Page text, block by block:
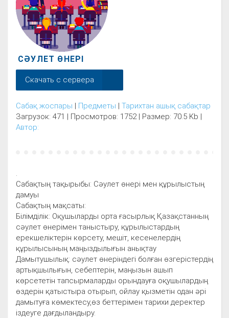
СӘУЛЕТ ӨНЕРІ
Скачать с сервера
Сабақ жоспары | Предметы | Тарихтан ашық сабақтар
Загрузок: 471 | Просмотров: 1752 | Размер: 70.5 Kb |
Автор:
Сабақтың тақырыбы: Сәулет өнері мен құрылыстың
дамуы
Сабақтың мақсаты:
Білімділік: Оқушыларды орта ғасырлық Қазақстанның
сәулет өнерімен таныстыру, құрылыстардың
ерекшеліктерін көрсету, мешіт, кесенелердің
құрылысының маңыздылығын анықтау
Дамытушылық: сәулет өнеріндегі болған өзгерістердің
артықшылығын, себептерін, маңызын ашып
көрсететін тапсырмаларды орындауға оқушылардың
өздерін қатыстыра отырып, ойлау қызметін одан әрі
дамытуға көмектесу,өз беттерімен тарихи деректер
іздеуге дағдыландыру.